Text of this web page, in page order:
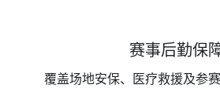
赛事后勤保
覆盖场地安保、医疗救援及参